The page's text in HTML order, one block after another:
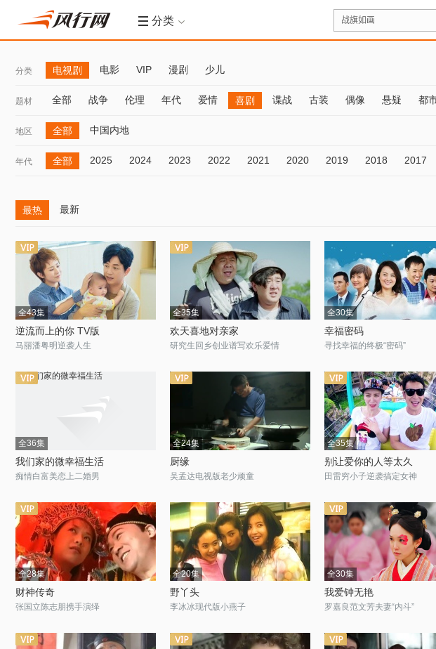
分类
分类 电视剧 电影 VIP 漫剧 少儿
题材 全部 战争 伦理 年代 爱情 喜剧 谍战 古装 偶像 悬疑 都
地区 全部 中国内地
年代 全部 2025 2024 2023 2022 2021 2020 2019 2018 2017
最热 最新
全43集
逆流而上的你 TV版
马丽潘粤明逆袭人生
全35集
欢天喜地对亲家
研究生回乡创业谱写欢乐爱情
全30集
幸福密码
寻找幸福的终极“密码”
全36集
我们家的微幸福生活
痴情白富美恋上二婚男
全24集
厨缘
吴孟达电视版老少顽童
全35集
别让爱你的人等太久
田雷穷小子逆袭搞定女神
全28集
财神传奇
张国立陈志朋携手演绎
全20集
野丫头
李冰冰现代版小燕子
全30集
我爱钟无艳
罗嘉良范文芳夫妻“内斗”